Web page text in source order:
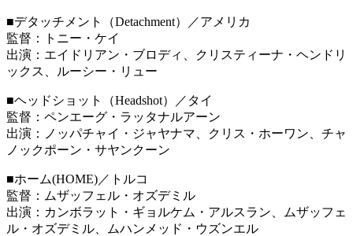
■デタッチメント（Detachment）／アメリカ
監督：トニー・ケイ
出演：エイドリアン・ブロディ、クリスティーナ・ヘンドリ
ックス、ルーシー・リュー
■ヘッドショット（Headshot）／タイ
監督：ペンエーグ・ラッタナルアーン
出演：ノッパチャイ・ジャヤナマ、クリス・ホーワン、チャ
ノックポーン・サヤンクーン
■ホーム(HOME)／トルコ
監督：ムザッフェル・オズデミル
出演：カンボラット・ギョルケム・アルスラン、ムザッフェ
ル・オズデミル、ムハンメッド・ウズンエル